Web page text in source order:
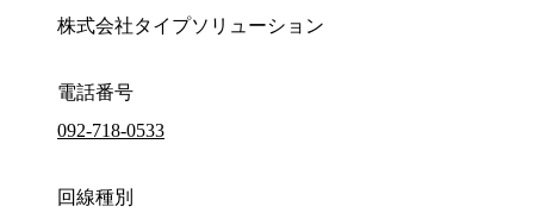
株式会社タイプソリューション
電話番号
092-718-0533
回線種別